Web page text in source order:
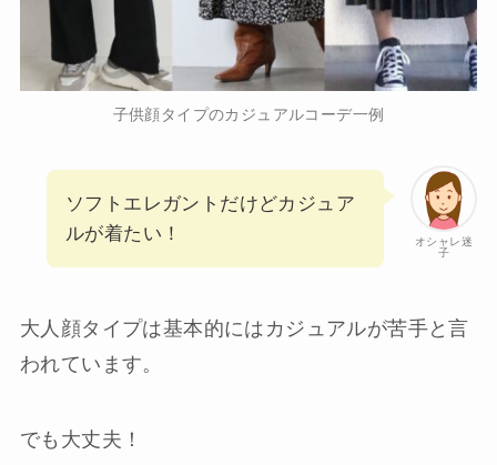
子供顔タイプのカジュアルコーデ一例
オシャレ迷
子
ソフトエレガントだけどカジュア
ルが着たい！
大人顔タイプは基本的にはカジュアルが苦手と言
われています。
でも大丈夫！